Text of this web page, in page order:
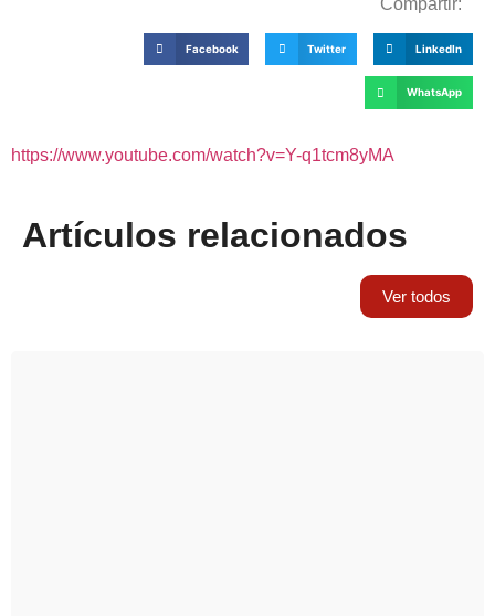
Facebook Twitter LinkedIn
WhatsApp
https://www.youtube.com/watch?v=Y-q1tcm8yMA
Artículos relacionados
Ver todos